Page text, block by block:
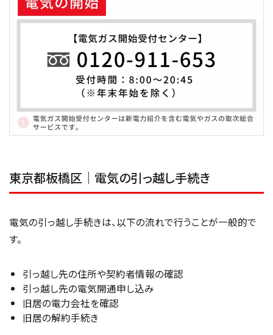
東京都板橋区｜電気の引っ越し手続き
電気の引っ越し手続きは、以下の流れで行うことが一般的で
す。
引っ越し先の住所や契約者情報の確認
引っ越し先の電気開通申し込み
旧居の電力会社を確認
旧居の解約手続き